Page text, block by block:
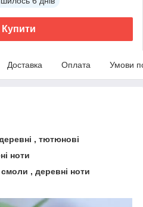
Купити
Доставка Оплата Умови
, тютюнові
ноти
, деревні ноти